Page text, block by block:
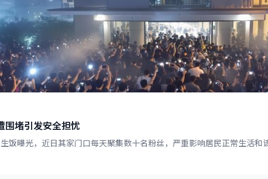
围堵引发安全担忧
曝光，近日其家门口每天聚集数十名粉丝，严重影响居民正常生活和